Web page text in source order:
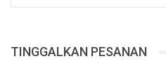
TINGGALKAN PESANAN